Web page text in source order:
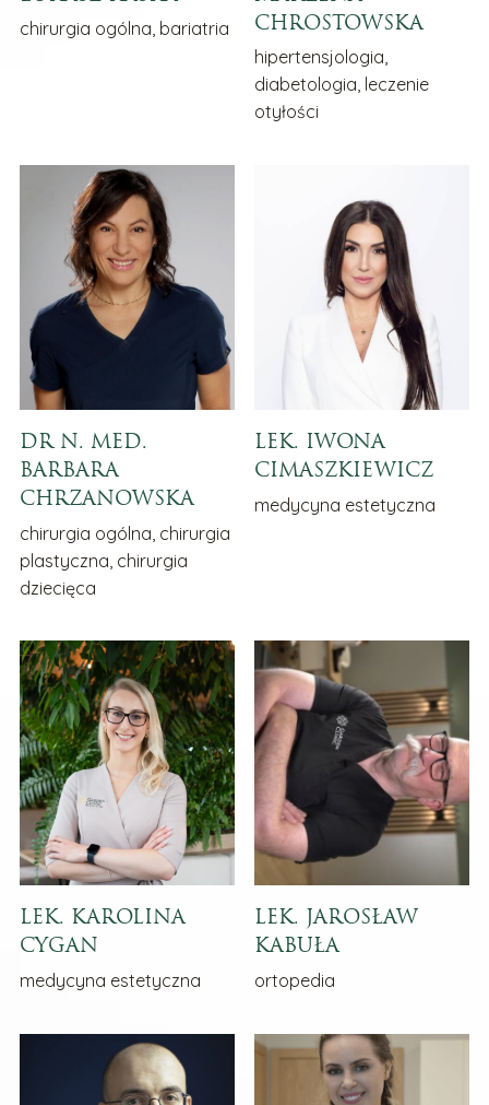
chirurgia ogólna, bariatria
CHROSTOWSKA
hipertensjologia,
diabetologia, leczenie
otyłości
DR N. MED.
BARBARA
CHRZANOWSKA
chirurgia ogólna, chirurgia
plastyczna, chirurgia
dziecięca
LEK. IWONA
CIMASZKIEWICZ
medycyna estetyczna
LEK. KAROLINA
CYGAN
medycyna estetyczna
LEK. JAROSŁAW
KABUŁA
ortopedia